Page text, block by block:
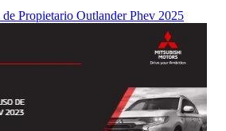
Propietario Outlander Phev 2025